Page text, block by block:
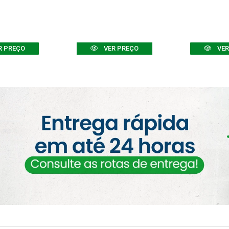
PREÇO VER PREÇO